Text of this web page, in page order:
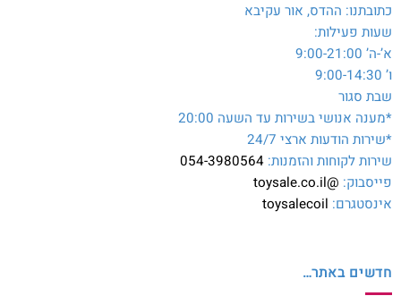
כתובתנו: ההדס, אור עקיבא
שעות פעילות:
א’-ה’ 9:00-21:00
ו’ 9:00-14:30
שבת סגור
*מענה אנושי בשירות עד השעה 20:00
*שירות הודעות ארצי 24/7
שירות לקוחות והזמנות: 054-3980564
פייסבוק: @toysale.co.il
אינסטגרם: toysalecoil
חדשים באתר…